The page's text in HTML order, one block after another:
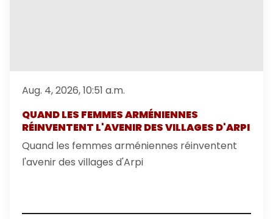
Aug. 4, 2026, 10:51 a.m.
QUAND LES FEMMES ARMÉNIENNES
RÉINVENTENT L'AVENIR DES VILLAGES D'ARPI
Quand les femmes arméniennes réinventent
l'avenir des villages d'Arpi